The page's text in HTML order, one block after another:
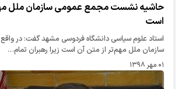
حاشیه نشست مجمع عمومی سازمان ملل
است
استاد علوم سیاسی دانشگاه فردوسی مشهد گفت: در
سازمان ملل مهم‌تر از متن آن است زیرا رهبران تمام…
۰۱ مهر ۱۳۹۸